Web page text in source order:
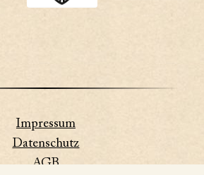
Impressum
Datenschutz
AGB